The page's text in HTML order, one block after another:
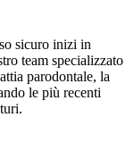
sicuro inizi in
team specializzato
parodontale, la
le più recenti